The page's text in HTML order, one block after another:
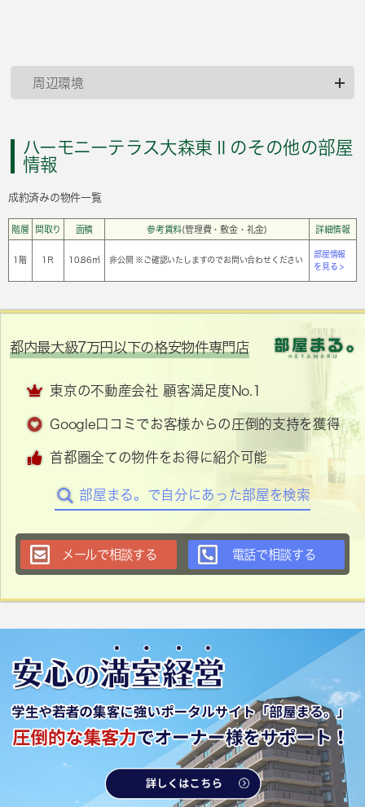
周辺環境
ハーモニーテラス大森東Ⅱのその他の部屋
情報
成約済みの物件一覧
階層 間取り 面積 参考賃料(管理費・敷金・礼金) 詳細情報
1階 1Ｒ 10.86㎡ 非公開 ※ご確認いたしますのでお問い合わせください
部屋情報
を見る >
都内最大級7万円以下の格安物件専門店
東京の不動産会社 顧客満足度No.1
Google口コミでお客様からの圧倒的支持を獲得
首都圏全ての物件をお得に紹介可能
部屋まる。で自分にあった部屋を検索
メールで相談する 電話で相談する